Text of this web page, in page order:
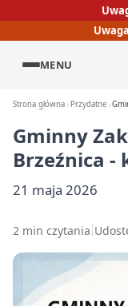
MENU
Strona główna Przydatne
Gminny
Brzeźnica
21 maja 2026
2 min czytania